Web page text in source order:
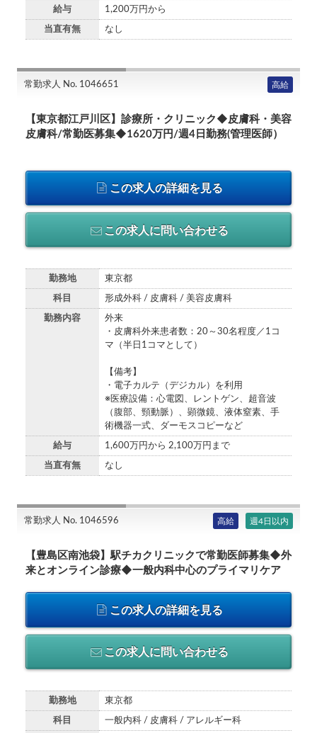
給与 1,200万円から
当直有無 なし
常勤求人 No. 1046651 高給
【東京都江戸川区】診療所・クリニック◆皮膚科・美容
皮膚科/常勤医募集◆1620万円/週4日勤務(管理医師）
この求人の詳細を見る
この求人に問い合わせる
勤務地 東京都
科目 形成外科 / 皮膚科 / 美容皮膚科
勤務内容
外来
・皮膚科外来患者数：20～30名程度／1コ
マ（半日1コマとして）
【備考】
・電子カルテ（デジカル）を利用
※医療設備：心電図、レントゲン、超音波
（腹部、頸動脈）、顕微鏡、液体窒素、手
術機器一式、ダーモスコピーなど
給与 1,600万円から 2,100万円まで
当直有無 なし
常勤求人 No. 1046596 高給 週4日以内
【豊島区南池袋】駅チカクリニックで常勤医師募集◆外
来とオンライン診療◆一般内科中心のプライマリケア
この求人の詳細を見る
この求人に問い合わせる
勤務地 東京都
科目 一般内科 / 皮膚科 / アレルギー科